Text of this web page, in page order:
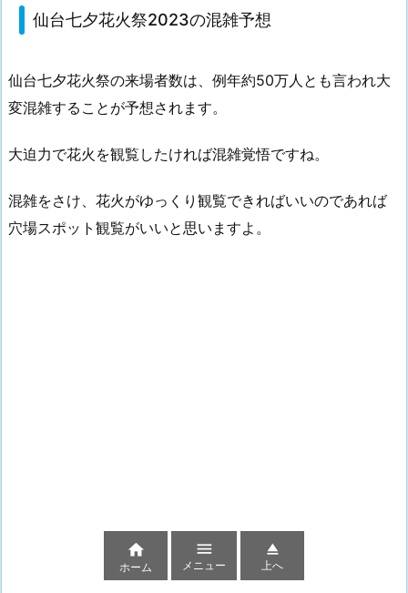
仙台七夕花火祭2023の混雑予想
仙台七夕花火祭の来場者数は、例年約50万人とも言われ大
変混雑することが予想されます。
大迫力で花火を観覧したければ混雑覚悟ですね。
混雑をさけ、花火がゆっくり観覧できればいいのであれば
穴場スポット観覧がいいと思いますよ。

ホーム

メニュー

上へ